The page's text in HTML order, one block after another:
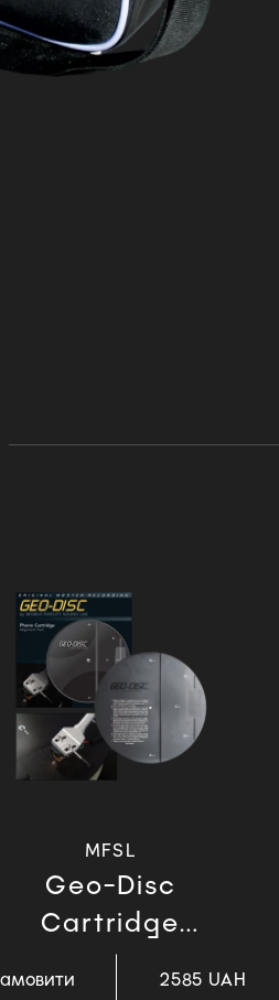
Vinyl / Laptop
(Midnight
MFSL
Geo-Disc
Cartridge
Alignme...
2585 UAH